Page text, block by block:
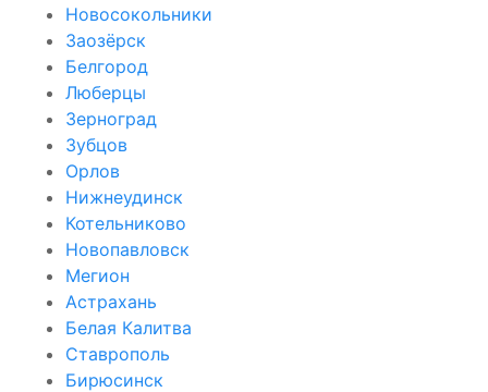
Новосокольники
Заозёрск
Белгород
Люберцы
Зерноград
Зубцов
Орлов
Нижнеудинск
Котельниково
Новопавловск
Мегион
Астрахань
Белая Калитва
Ставрополь
Бирюсинск